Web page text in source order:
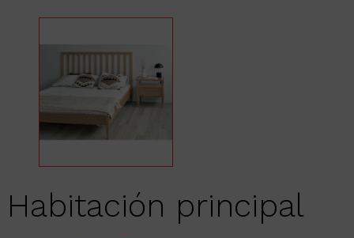
Habitación principal